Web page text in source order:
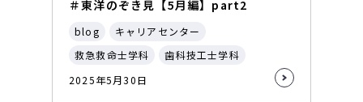
＃東洋のぞき見【5月編】part2
blog
キャリアセンター
救急救命士学科
歯科技工士学科
2025年5月30日